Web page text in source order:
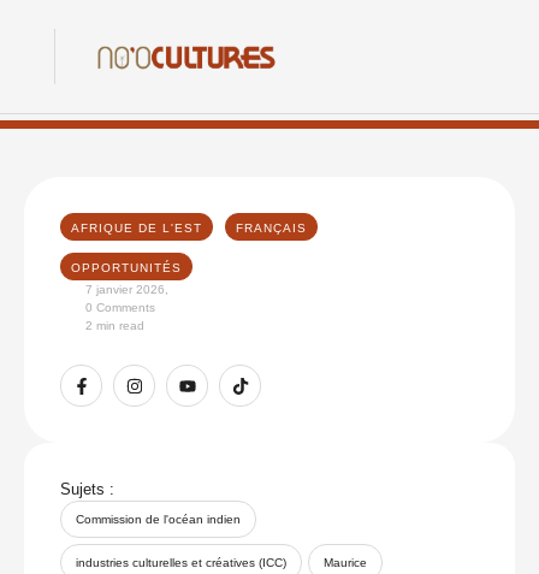
AFRIQUE DE L'EST FRANÇAIS
OPPORTUNITÉS
7 janvier 2026
0 Comments
2 min read
Sujets :
Commission de l'océan indien
industries culturelles et créatives (ICC) Maurice